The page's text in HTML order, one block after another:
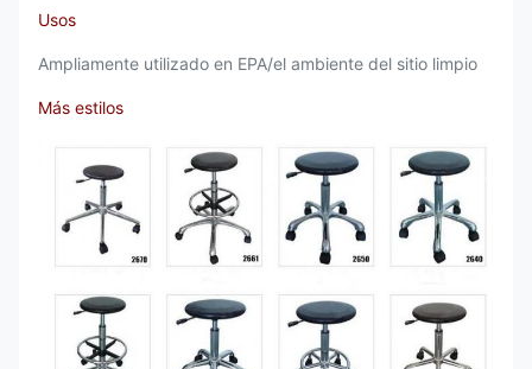
Usos
Ampliamente utilizado en EPA/el ambiente del sitio limpio
Más estilos